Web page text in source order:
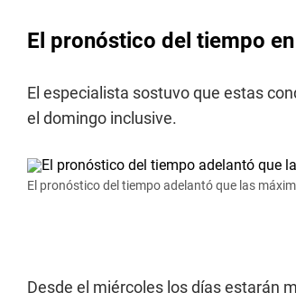
El pronóstico del tiempo
El especialista sostuvo que estas
el domingo inclusive.
El pronóstico del tiempo adelantó que las
Desde el miércoles los días estarán